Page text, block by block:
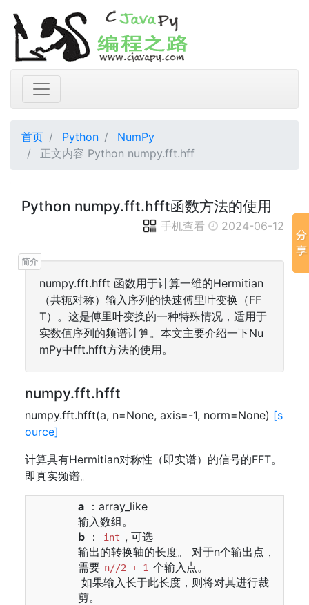
首页 Python
NumPy
正文内容 Python numpy.fft.hff
Python numpy.fft.hfft函数方法的使用
手机查看 2024-06-12
numpy.fft.hfft 函数用于计算一维的Hermitian
（共轭对称）输入序列的快速傅里叶变换（FF
T）。这是傅里叶变换的一种特殊情况，适用于
实数值序列的频谱计算。本文主要介绍一下Nu
mPy中fft.hfft方法的使用。
numpy.fft.hfft
numpy.fft.hfft(a, n=None, axis=-1, norm=None) [s
ource]
计算具有Hermitian对称性（即实谱）的信号的FFT。
即真实频谱。
a ：array_like
输入数组。
b ： int , 可选
输出的转换轴的长度。 对于n个输出点，
需要 n//2 + 1 个输入点。
如果输入长于此长度，则将对其进行裁
剪。